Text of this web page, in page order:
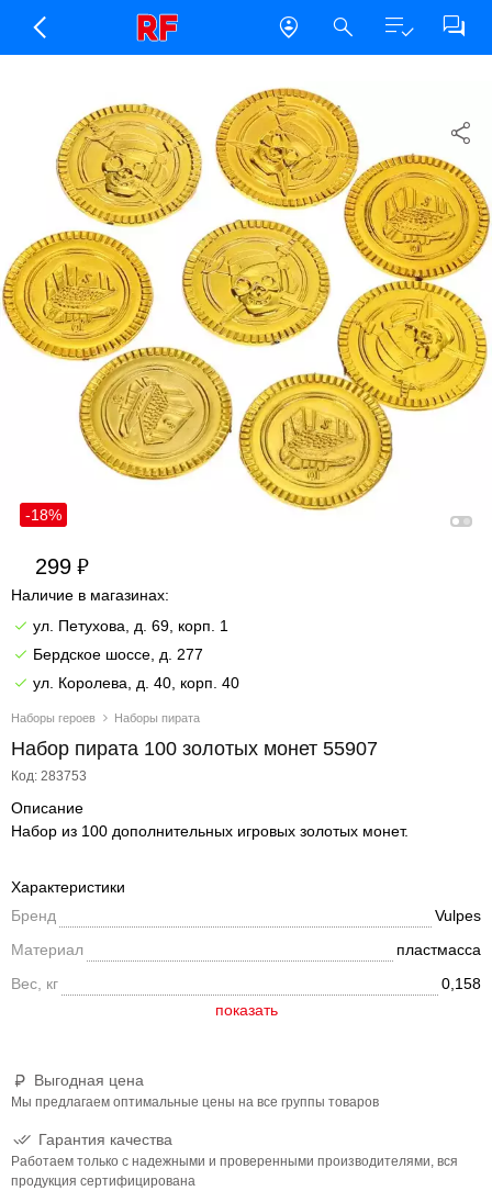
Наборы героев Наборы пирата
Набор пирата 100 золотых монет 55907
Код: 283753
-18%
299
Наличие в магазинах:
ул. Петухова, д. 69, корп. 1
Бердское шоссе, д. 277
ул. Королева, д. 40, корп. 40
Описание
Набор из 100 дополнительных игровых золотых монет.
Выгодная цена
Мы предлагаем оптимальные цены на все группы товаров
Гарантия качества
Работаем только с надежными и проверенными производителями, вся
продукция сертифицирована
Характеристики
Бренд
Vulpes
Материал
пластмасса
Вес, кг
0,158